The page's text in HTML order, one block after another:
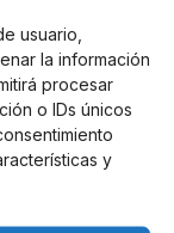
usuario,
la información
procesar
o IDs únicos
y
en
2025